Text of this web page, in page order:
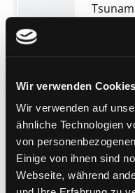
Wir verwenden
Wir verwenden auf
ähnliche Technologien
von
Einige von ihnen sind
Webseite, während